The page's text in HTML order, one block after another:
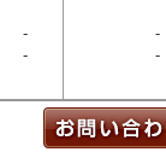
-
-
-
-